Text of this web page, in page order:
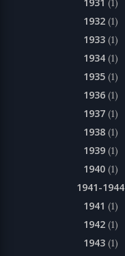
(1)
1932 (1)
1933 (1)
1934 (1)
1935 (1)
1936 (1)
1937 (1)
1938 (1)
1939 (1)
1940 (1)
1941-1944
1941 (1)
1942 (1)
1943 (1)